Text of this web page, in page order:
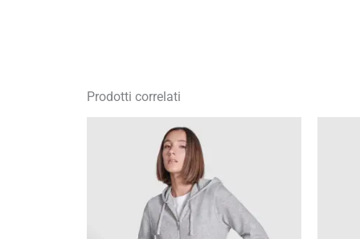
Prodotti correlati
di
prezzo:
da
17,49 €
a
24,99 €